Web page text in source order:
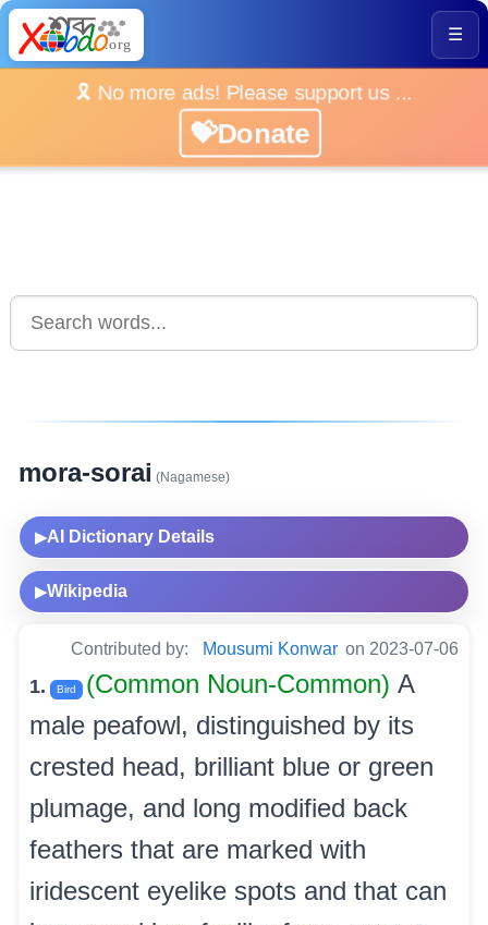
☰
🎗️ No more ads! Please support us ...
💝Donate
mora-sorai (Nagamese)
▶AI Dictionary Details
▶Wikipedia
Contributed by: Mousumi Konwar on 2023-07-06
1. Bird (Common Noun-Common) A
male peafowl, distinguished by its
crested head, brilliant blue or green
plumage, and long modified back
feathers that are marked with
iridescent eyelike spots and that can